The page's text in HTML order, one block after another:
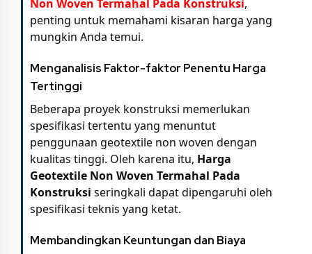
Non Woven Termahal Pada Konstruksi,
penting untuk memahami kisaran harga yang
mungkin Anda temui.
Menganalisis Faktor-faktor Penentu Harga
Tertinggi
Beberapa proyek konstruksi memerlukan
spesifikasi tertentu yang menuntut
penggunaan geotextile non woven dengan
kualitas tinggi. Oleh karena itu, Harga
Geotextile Non Woven Termahal Pada
Konstruksi seringkali dapat dipengaruhi oleh
spesifikasi teknis yang ketat.
Membandingkan Keuntungan dan Biaya